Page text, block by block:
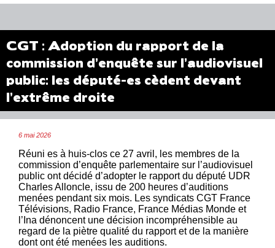
CGT : Adoption du rapport de la
commission d’enquête sur l’audiovisuel
public: les député-es cèdent devant
l’extrême droite
6 mai 2026
Réuni es à huis-clos ce 27 avril, les membres de la
commission d’enquête parlementaire sur l’audiovisuel
public ont décidé d’adopter le rapport du député UDR
Charles Alloncle, issu de 200 heures d’auditions
menées pendant six mois. Les syndicats CGT France
Télévisions, Radio France, France Médias Monde et
l’Ina dénoncent une décision incompréhensible au
regard de la piètre qualité du rapport et de la manière
dont ont été menées les auditions.